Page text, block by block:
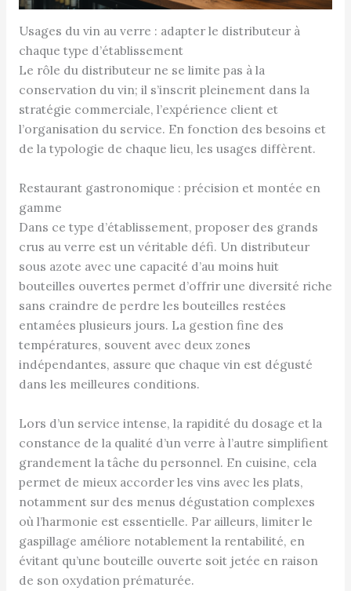
Usages du vin au verre : adapter le distributeur à
chaque type d’établissement
Le rôle du distributeur ne se limite pas à la
conservation du vin; il s’inscrit pleinement dans la
stratégie commerciale, l’expérience client et
l’organisation du service. En fonction des besoins et
de la typologie de chaque lieu, les usages diffèrent.
Restaurant gastronomique : précision et montée en
gamme
Dans ce type d’établissement, proposer des grands
crus au verre est un véritable défi. Un distributeur
sous azote avec une capacité d’au moins huit
bouteilles ouvertes permet d’offrir une diversité riche
sans craindre de perdre les bouteilles restées
entamées plusieurs jours. La gestion fine des
températures, souvent avec deux zones
indépendantes, assure que chaque vin est dégusté
dans les meilleures conditions.
Lors d’un service intense, la rapidité du dosage et la
constance de la qualité d’un verre à l’autre simplifient
grandement la tâche du personnel. En cuisine, cela
permet de mieux accorder les vins avec les plats,
notamment sur des menus dégustation complexes
où l’harmonie est essentielle. Par ailleurs, limiter le
gaspillage améliore notablement la rentabilité, en
évitant qu’une bouteille ouverte soit jetée en raison
de son oxydation prématurée.